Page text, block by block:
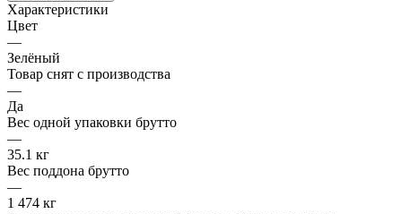
Характеристики
Цвет
—
Зелёный
Товар снят с производства
—
Да
Вес одной упаковки брутто
—
35.1 кг
Вес поддона брутто
—
1 474 кг